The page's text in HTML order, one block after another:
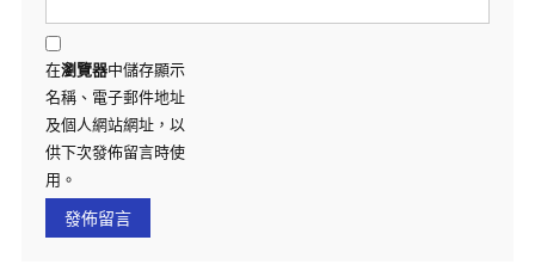
在瀏覽器中儲存顯示
名稱、電子郵件地址
及個人網站網址，以
供下次發佈留言時使
用。